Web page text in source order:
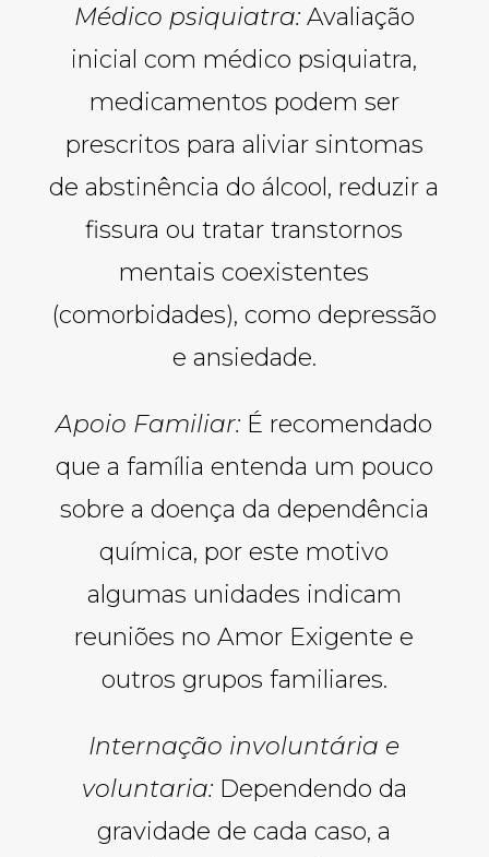
Médico psiquiatra: Avaliação
inicial com médico psiquiatra,
medicamentos podem ser
prescritos para aliviar sintomas
de abstinência do álcool, reduzir a
fissura ou tratar transtornos
mentais coexistentes
(comorbidades), como depressão
e ansiedade.
Apoio Familiar: É recomendado
que a família entenda um pouco
sobre a doença da dependência
química, por este motivo
algumas unidades indicam
reuniões no Amor Exigente e
outros grupos familiares.
Internação involuntária e
voluntaria: Dependendo da
gravidade de cada caso, a